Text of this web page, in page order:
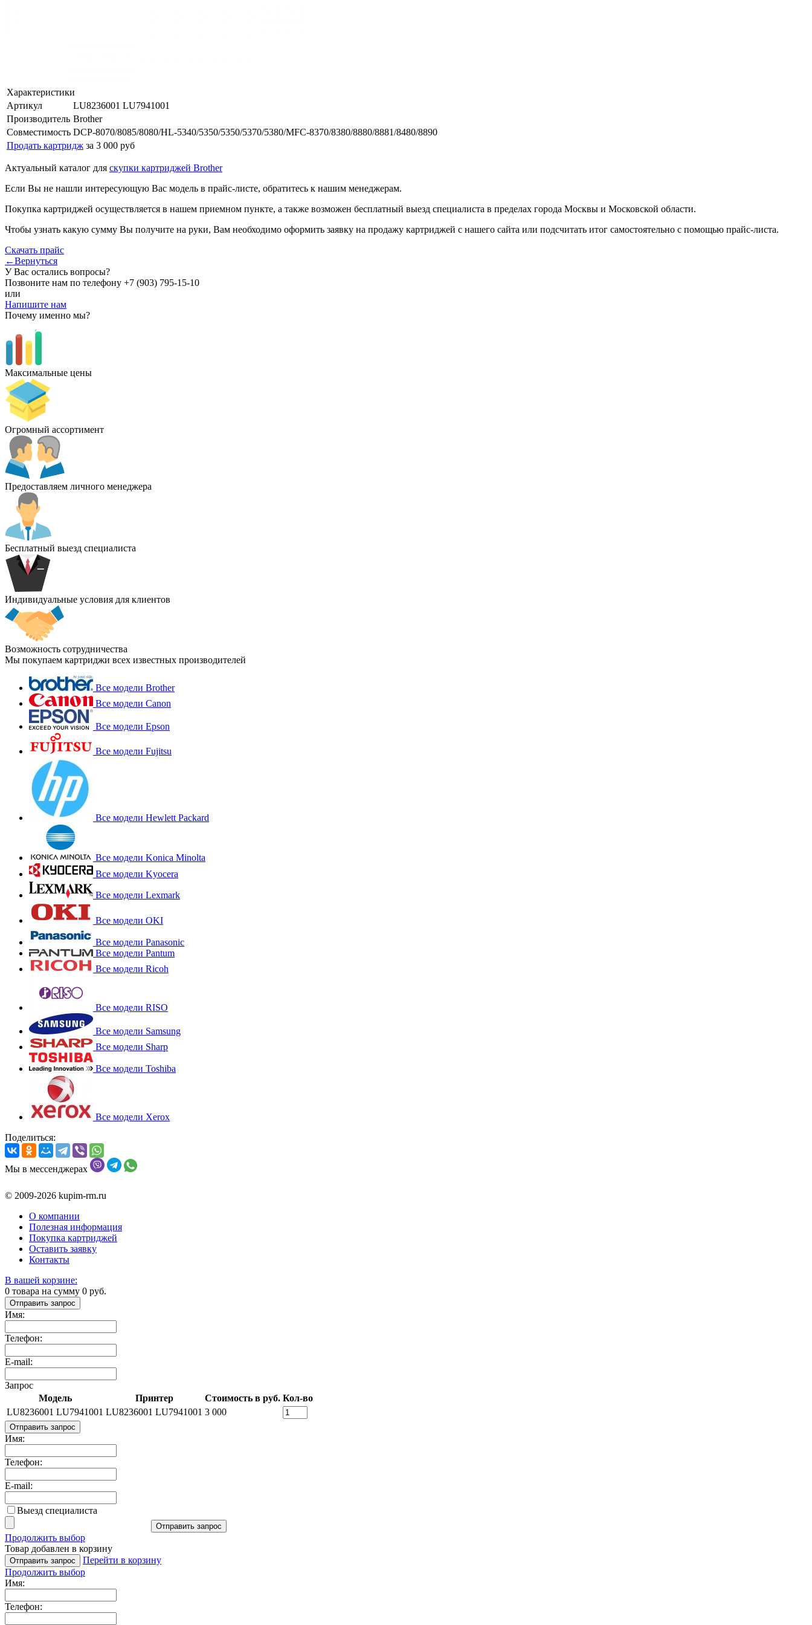
Характеристики
Артикул
LU8236001 LU7941001
Производитель Brother
Совместимость DCP-8070/8085/8080/HL-5340/5350/5350/5370/5380/MFC-8370/8380/8880/8881/8480/8890
Продать картридж за 3 000 руб
Актуальный каталог для скупки картриджей Brother
Если Вы не нашли интересующую Вас модель в прайс-листе, обратитесь к нашим менеджерам.
Покупка картриджей осуществляется в нашем приемном пункте, а также возможен бесплатный выезд специалиста в пределах города Москвы и Московской области.
Чтобы узнать какую сумму Вы получите на руки, Вам необходимо оформить заявку на продажу картриджей с нашего сайта или подсчитать итог самостоятельно с помощью прайс-листа.
Скачать прайс
←Вернуться
У Вас остались вопросы?
Позвоните нам по телефону +7 (903) 795-15-10
или
Напишите нам
Почему именно мы?
Максимальные цены
Огромный ассортимент
Предоставляем личного менеджера
Бесплатный выезд специалиста
Индивидуальные условия для клиентов
Возможность сотрудничества
Мы покупаем картриджи всех известных производителей
Все модели Brother
Все модели Canon
Все модели Epson
Все модели Fujitsu
Все модели Hewlett Packard
Все модели Konica Minolta
Все модели Kyocera
Все модели Lexmark
Все модели OKI
Все модели Panasonic
Все модели Pantum
Все модели Ricoh
Все модели RISO
Все модели Samsung
Все модели Sharp
Все модели Toshiba
Все модели Xerox
Поделиться:
Мы в мессенджерах
© 2009-2026 kupim-rm.ru
О компании
Полезная информация
Покупка картриджей
Оставить заявку
Контакты
В вашей корзине:
0 товара на сумму 0 руб.
Отправить запрос
Имя:
Телефон:
E-mail:
Запрос
Модель
Принтер Стоимость в руб. Кол-во
LU8236001 LU7941001 LU8236001 LU7941001 3 000
Отправить запрос
Имя:
Телефон:
E-mail:
Выезд специалиста
Отправить запрос
Продолжить выбор
Товар добавлен в корзину
Отправить запрос
Перейти в корзину
Продолжить выбор
Имя:
Телефон: